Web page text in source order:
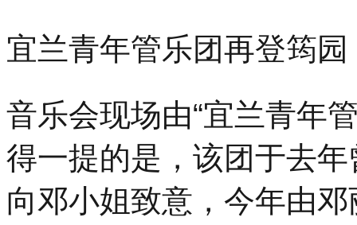
宜兰青年管乐团再登筠
音乐会现场由“宜兰青年
得一提的是，该团于去
向邓小姐致意，今年由